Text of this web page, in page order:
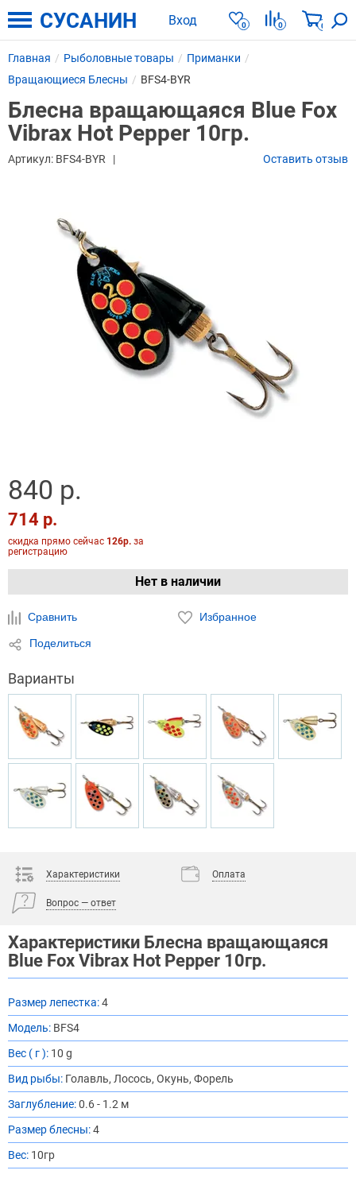
Вход 0 0 0
СУСАНИН
Главная Рыболовные товары
Приманки
Вращающиеся Блесны
BFS4-BYR
Блесна вращающаяся Blue Fox
Vibrax Hot Pepper 10гр.
Артикул: BFS4-BYR Оставить отзыв
840 р.
714 р.
скидка прямо сейчас 126р. за
регистрацию
Нет в наличии
Сравнить Избранное
Поделиться
Варианты
Характеристики Оплата
Вопрос — ответ
Характеристики Блесна вращающаяся
Blue Fox Vibrax Hot Pepper 10гр.
Размер лепестка:4
Модель: BFS4
Вес ( г ): 10 g
Вид рыбы: Голавль, Лосось, Окунь, Форель
Заглубление:0.6 - 1.2 м
Размер блесны:4
Вес: 10гр